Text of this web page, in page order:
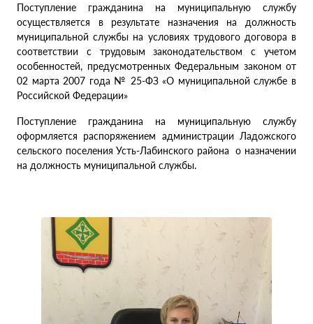
Поступление гражданина на муниципальную службу
осуществляется в результате назначения на должность
муниципальной службы на условиях трудового договора в
соответствии с трудовым законодательством с учетом
особенностей, предусмотренных Федеральным законом от
02 марта 2007 года № 25-ФЗ «О муниципальной службе в
Российской Федерации»
Поступление гражданина на муниципальную службу
оформляется распоряжением администрации Ладожского
сельского поселения Усть-Лабинского района о назначении
на должность муниципальной службы.